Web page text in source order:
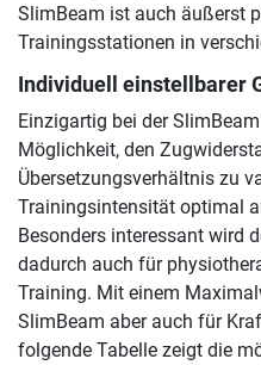
SlimBeam ist auch äußerst
Trainingsstationen in
Individuell einstellbarer
Einzigartig bei der
Möglichkeit, den
Übersetzungsverhältnis zu
Trainingsintensität optimal
Besonders interessant wird
dadurch auch für
Training. Mit einem
SlimBeam aber auch für
folgende Tabelle zeigt die